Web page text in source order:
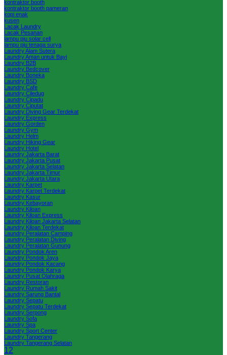
kontraktor booth
kontraktor booth pameran
kopi enak
kusen
Lacak Laundry
Lacak Pesanan
lampu pju solar cell
lampu pju tenaga surya
Laundry Alam Sutera
Laundry Aman untuk Bayi
Laundry B2B
Laundry Bedcover
Laundry Boneka
Laundry BSD
Laundry Cafe
Laundry Ciledug
Laundry Cipadu
Laundry Ciputat
Laundry Diving Gear Terdekat
Laundry Express
Laundry Gorden
Laundry Gym
Laundry Helm
Laundry Hiking Gear
Laundry Hotel
Laundry Jakarta Barat
Laundry Jakarta Pusat
Laundry Jakarta Selatan
Laundry Jakarta Timur
Laundry Jakarta Utara
Laundry Karpet
Laundry Karpet Terdekat
Laundry Kasur
Laundry Kebayoran
Laundry Kiloan
Laundry Kiloan Express
Laundry Kiloan Jakarta Selatan
Laundry Kiloan Terdekat
Laundry Peralatan Camping
Laundry Peralatan Diving
Laundry Peralatan Gunung
Laundry Pondok Aren
Laundry Pondok Jaya
Laundry Pondok Kacang
Laundry Pondok Karya
Laundry Pusat Olahraga
Laundry Restoran
Laundry Rumah Sakit
Laundry Sarung Bantal
Laundry Sepatu
Laundry Sepatu Terdekat
Laundry Serpong
Laundry Sofa
Laundry Spa
Laundry Sport Center
Laundry Tangerang
Laundry Tangerang Selatan
12